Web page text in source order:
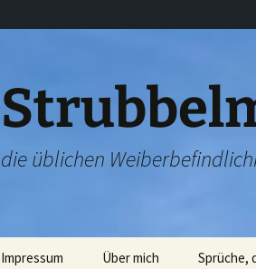
die üblichen
Impressum Über mich Sprüche,